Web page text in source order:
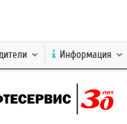
Информация